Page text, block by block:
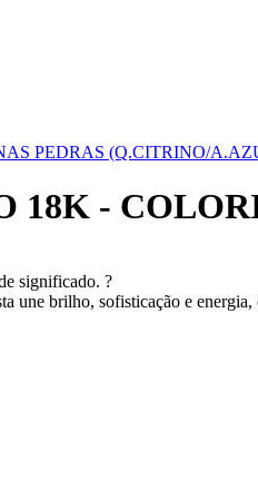
PEDRAS (Q.CITRINO/
18K -
significado. ?
une brilho, sofisticação e